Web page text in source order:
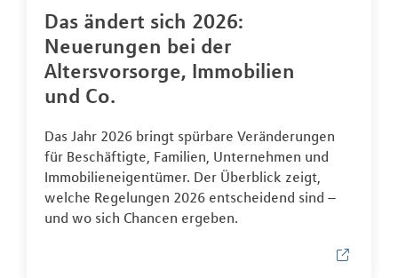
Das ändert sich 2026:
Neuerungen bei der
Altersvorsorge, Immobilien
und Co.
Das Jahr 2026 bringt spürbare Veränderungen
für Beschäftigte, Familien, Unternehmen und
Immobilieneigentümer. Der Überblick zeigt,
welche Regelungen 2026 entscheidend sind –
und wo sich Chancen ergeben.